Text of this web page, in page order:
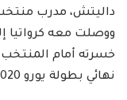
خسرته أمام المنتخب
نهائي بطولة يورو 2020 في إنجلترا.